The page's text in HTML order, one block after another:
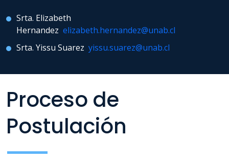
Srta. Elizabeth
Hernandez elizabeth.hernandez@unab.cl
Srta. Yissu Suarez yissu.suarez@unab.cl
Proceso de
Postulación